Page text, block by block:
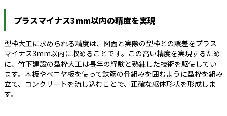
プラスマイナス3mm以内の精度を実現
型枠大工に求められる精度は、図面と実際の型枠との誤差をプラス
マイナス3mm以内に収めることです。この高い精度を実現するため
に、竹下建設の型枠大工は長年の経験と熟練した技術を駆使してい
ます。木板やベニヤ板を使って鉄筋の骨組みを囲むように型枠を組み
立て、コンクリートを流し込むことで、正確な躯体形状を形成しま
す。